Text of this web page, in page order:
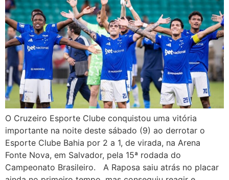
O Cruzeiro Esporte Clube conquistou uma vitória
importante na noite deste sábado (9) ao derrotar o
Esporte Clube Bahia por 2 a 1, de virada, na Arena
Fonte Nova, em Salvador, pela 15ª rodada do
Campeonato Brasileiro. A Raposa saiu atrás no placar